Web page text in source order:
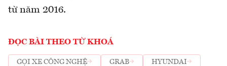
từ năm 2016.
ĐỌC BÀI THEO TỪ KHOÁ
GỌI XE CÔNG NGHỆ GRAB
HYUNDAI